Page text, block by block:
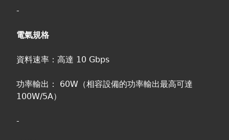
-
電氣規格
資料速率：高達 10 Gbps
功率輸出： 60W（相容設備的功率輸出最高可達
100W/5A）
-